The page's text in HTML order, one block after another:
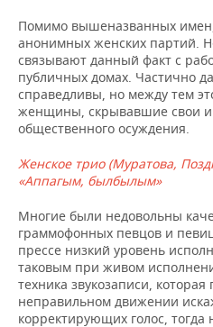
Помимо вышеназванных
анонимных женских партий.
связывают данный факт с
публичных домах. Частично
справедливы, но между тем
женщины, скрывавшие свои
общественного осуждения.
Женское трио (Муратова,
«Аппагым, былбылым»
Многие были недовольны
граммофонных певцов и
прессе низкий уровень
таковым при живом
техника звукозаписи,
неправильном движении
корректирующих голос,